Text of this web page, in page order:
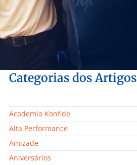
Categorias dos Artigos
Academia Konfide
Alta Performance
Amizade
Aniversários